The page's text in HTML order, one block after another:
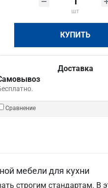
шт
КУПИТЬ
Доставка
Сравнение
мебели для кухни
строгим стандартам. В